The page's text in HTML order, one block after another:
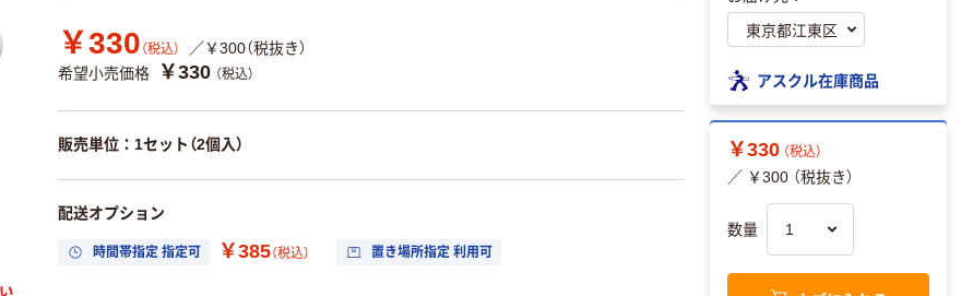
￥330 （税込）
／￥300（税抜き）
希望小売価格
￥330 （税込）
販売単位：1セット（2個入）
配送オプション
時間帯指定 指定可 ￥385（税込） 置き場所指定 利用可
アスクル在庫商品
￥330 （税込）
／ ￥300 （税抜き）
数量